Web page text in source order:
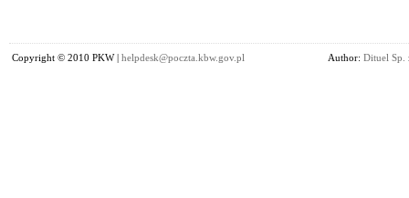
Copyright © 2010 PKW | helpdesk@poczta.kbw.gov.pl Author: Dituel Sp.